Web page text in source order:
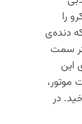
را
دنده‌ی
سمت
این
در